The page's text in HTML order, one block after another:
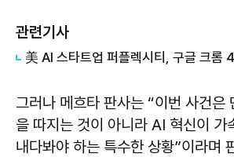
관련기사
美 AI 스타트업 퍼플렉시티, 구글 크롬
그러나 메흐타 판사는 “이번 사건은
을 따지는 것이 아니라 AI 혁신이 가
내다봐야 하는 특수한 상황”이라며